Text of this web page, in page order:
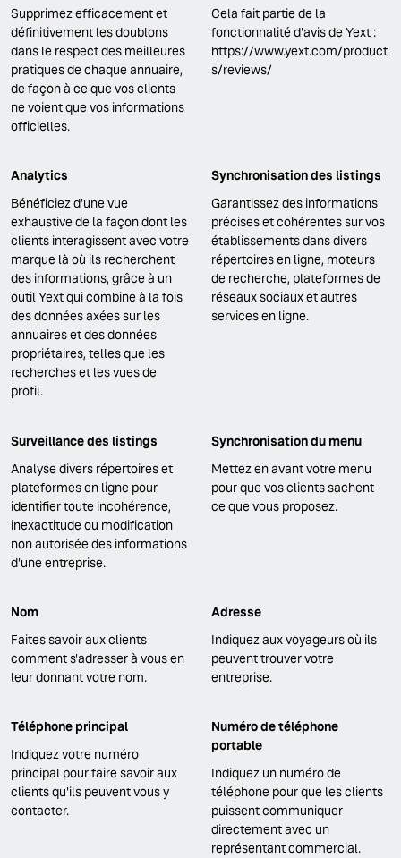
Supprimez efficacement et
définitivement les doublons
dans le respect des meilleures
pratiques de chaque annuaire,
de façon à ce que vos clients
ne voient que vos informations
officielles.
Cela fait partie de la
fonctionnalité d'avis de Yext :
https://www.yext.com/product
s/reviews/
Analytics
Bénéficiez d'une vue
exhaustive de la façon dont les
clients interagissent avec votre
marque là où ils recherchent
des informations, grâce à un
outil Yext qui combine à la fois
des données axées sur les
annuaires et des données
propriétaires, telles que les
recherches et les vues de
profil.
Synchronisation des listings
Garantissez des informations
précises et cohérentes sur vos
établissements dans divers
répertoires en ligne, moteurs
de recherche, plateformes de
réseaux sociaux et autres
services en ligne.
Surveillance des listings
Analyse divers répertoires et
plateformes en ligne pour
identifier toute incohérence,
inexactitude ou modification
non autorisée des informations
d'une entreprise.
Synchronisation du menu
Mettez en avant votre menu
pour que vos clients sachent
ce que vous proposez.
Nom
Faites savoir aux clients
comment s'adresser à vous en
leur donnant votre nom.
Adresse
Indiquez aux voyageurs où ils
peuvent trouver votre
entreprise.
Téléphone principal
Indiquez votre numéro
principal pour faire savoir aux
clients qu'ils peuvent vous y
contacter.
Numéro de téléphone
portable
Indiquez un numéro de
téléphone pour que les clients
puissent communiquer
directement avec un
représentant commercial.